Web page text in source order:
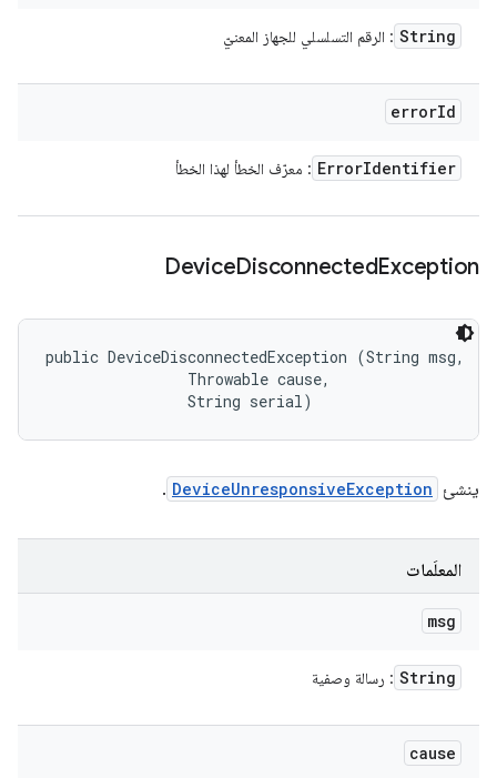
String : الرقم التسلسلي للجهاز المعنيّ
errorId
ErrorIdentifier : معرّف الخطأ لهذا الخطأ
DeviceDisconnectedException
public DeviceDisconnectedException (String msg,
                Throwable cause,
                String serial)
ينشئ DeviceUnresponsiveException
.
المعلَمات
msg
String : رسالة وصفية
cause